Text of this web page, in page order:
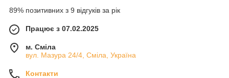
89% позитивних з 9 відгуків за рік
Працює з 07.02.2025
м. Сміла
вул. Мазура 24/4, Сміла, Україна
Контакти